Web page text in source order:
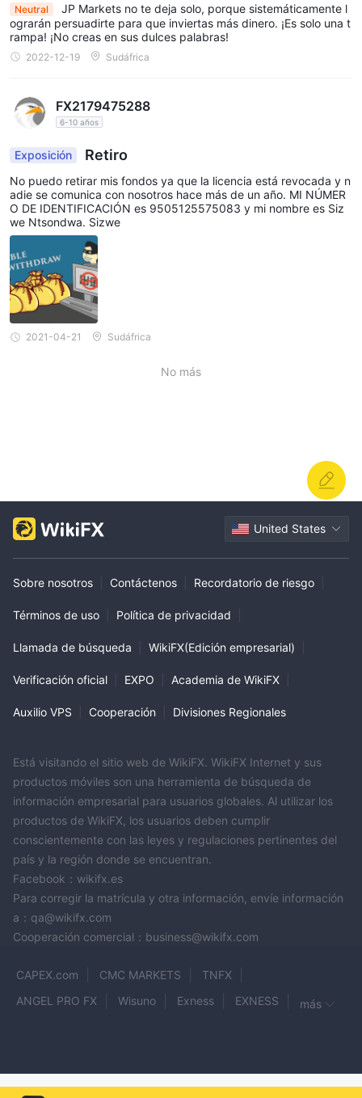
Neutral
JP Markets no te deja solo, porque sistemáticamente l
ograrán persuadirte para que inviertas más dinero. ¡Es solo una t
rampa! ¡No creas en sus dulces palabras!
2022-12-19 Sudáfrica
FX2179475288
6-10 años
Exposición Retiro
No puedo retirar mis fondos ya que la licencia está revocada y n
adie se comunica con nosotros hace más de un año. MI NÚMER
O DE IDENTIFICACIÓN es 9505125575083 y mi nombre es Siz
we Ntsondwa. Sizwe
2021-04-21 Sudáfrica
No más
United States
Sobre nosotros Contáctenos Recordatorio de riesgo
Términos de uso Política de privacidad
Llamada de búsqueda WikiFX(Edición empresarial)
Verificación oficial EXPO Academia de WikiFX
Auxilio VPS Cooperación Divisiones Regionales
Está visitando el sitio web de WikiFX. WikiFX Internet y sus
productos móviles son una herramienta de búsqueda de
información empresarial para usuarios globales. Al utilizar los
productos de WikiFX, los usuarios deben cumplir
conscientemente con las leyes y regulaciones pertinentes del
país y la región donde se encuentran.
Facebook：wikifx.es
Para corregir la matrícula y otra información, envíe información
a：qa@wikifx.com
Cooperación comercial：business@wikifx.com
CAPEX.com CMC MARKETS
TNFX
ANGEL PRO FX
Wisuno Exness
EXNESS
Professional Toptrade
FX Fair
más